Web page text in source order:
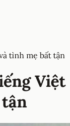
tình mẹ bất tận
Việt